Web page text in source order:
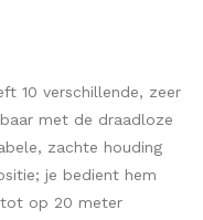
10 verschillende, zeer
met de draadloze
zachte houding
je bedient hem
op 20 meter